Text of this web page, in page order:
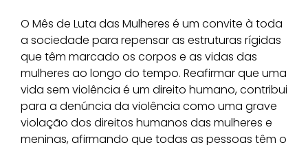
O Mês de Luta das Mulheres é um convite à toda
a sociedade para repensar as estruturas rígidas
que têm marcado os corpos e as vidas das
mulheres ao longo do tempo. Reafirmar que uma
vida sem violência é um direito humano, contribui
para a denúncia da violência como uma grave
violação dos direitos humanos das mulheres e
meninas, afirmando que todas as pessoas têm o